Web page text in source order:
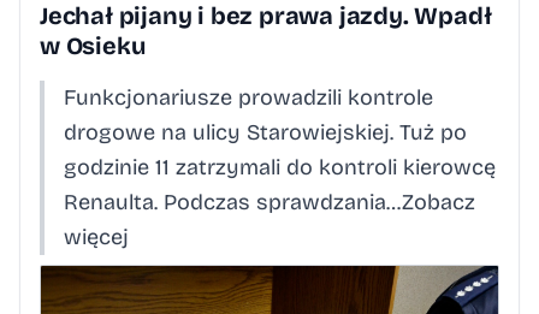
Jechał pijany i bez prawa jazdy. Wpadł
w Osieku
Funkcjonariusze prowadzili kontrole
drogowe na ulicy Starowiejskiej. Tuż po
godzinie 11 zatrzymali do kontroli kierowcę
Renaulta. Podczas sprawdzania…Zobacz
więcej